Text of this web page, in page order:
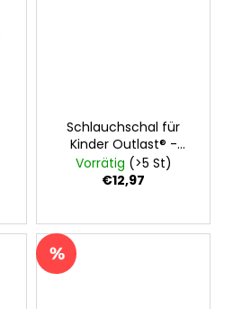
Schlauchschal für
Kinder Outlast® -
Dunkel Smaragdgrün
Vorrätig (>5 St)
€12,97